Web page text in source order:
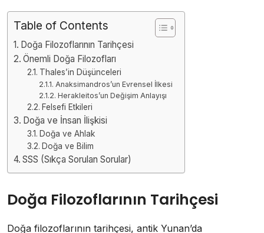
Table of Contents
Doğa Filozoflarının Tarihçesi
Önemli Doğa Filozofları
Thales’in Düşünceleri
Anaksimandros’un Evrensel İlkesi
Herakleitos’un Değişim Anlayışı
Felsefi Etkileri
Doğa ve İnsan İlişkisi
Doğa ve Ahlak
Doğa ve Bilim
SSS (Sıkça Sorulan Sorular)
Doğa Filozoflarının Tarihçesi
Doğa filozoflarının tarihçesi, antik Yunan’da